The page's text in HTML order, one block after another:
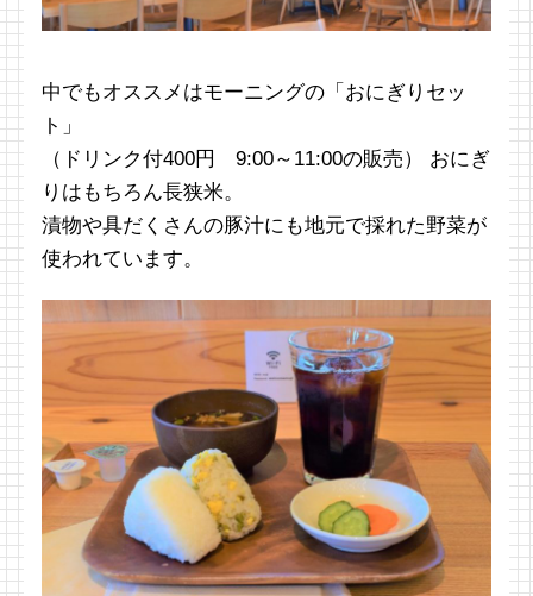
中でもオススメはモーニングの「おにぎりセッ
ト」
（ドリンク付400円 9:00～11:00の販売） おにぎ
りはもちろん長狭米。
漬物や具だくさんの豚汁にも地元で採れた野菜が
使われています。